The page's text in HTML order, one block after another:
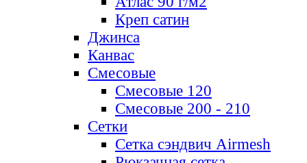
Креп сатин
Джинса
Канвас
Смесовые
Смесовые 120
Смесовые 200 - 210
Сетки
Сетка сэндвич Airmesh